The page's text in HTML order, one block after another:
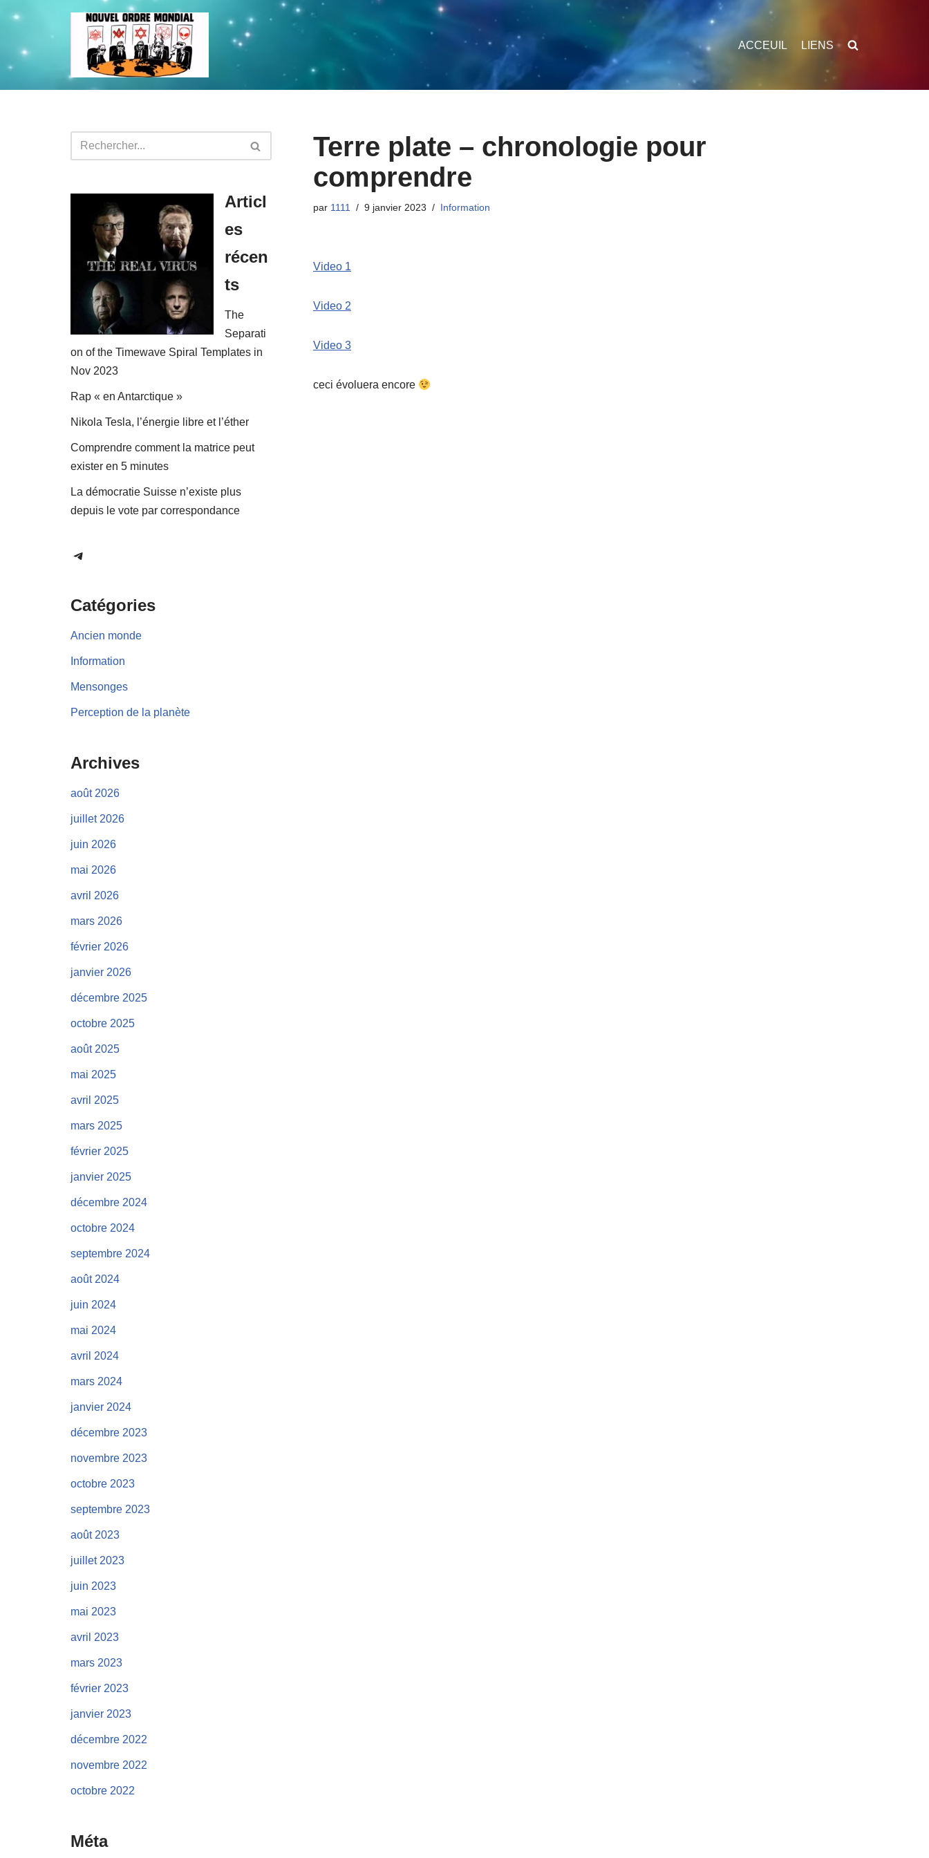
au
ACCEUIL LIENS
Articl
es
récen
ts
The
Separati
on of the Timewave Spiral Templates in
Nov 2023
Rap « en Antarctique »
Nikola Tesla, l’énergie libre et l’éther
Comprendre comment la matrice peut
exister en 5 minutes
La démocratie Suisse n’existe plus
depuis le vote par correspondance
Catégories
Ancien monde
Information
Mensonges
Perception de la planète
Archives
août 2026
juillet 2026
juin 2026
mai 2026
avril 2026
mars 2026
février 2026
janvier 2026
décembre 2025
octobre 2025
août 2025
mai 2025
avril 2025
mars 2025
février 2025
janvier 2025
décembre 2024
octobre 2024
septembre 2024
août 2024
juin 2024
mai 2024
avril 2024
mars 2024
janvier 2024
décembre 2023
novembre 2023
octobre 2023
septembre 2023
août 2023
juillet 2023
juin 2023
mai 2023
avril 2023
mars 2023
février 2023
janvier 2023
décembre 2022
novembre 2022
octobre 2022
Méta
Terre plate – chronologie pour
comprendre
par 1111 9 janvier 2023 Information
Video 1
Video 2
Video 3
ceci évoluera encore